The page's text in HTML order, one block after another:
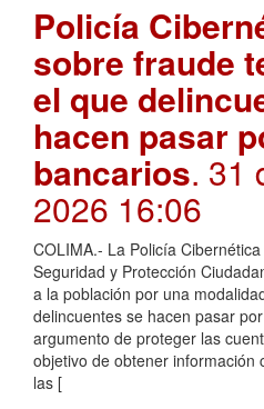
Policía
sobre fraude
el que
hacen pasar
bancarios. 31
2026 16:06
COLIMA.- La Policía
Seguridad y Protección
a la población por una
delincuentes se hacen pasar
argumento de proteger las
objetivo de obtener información
las [